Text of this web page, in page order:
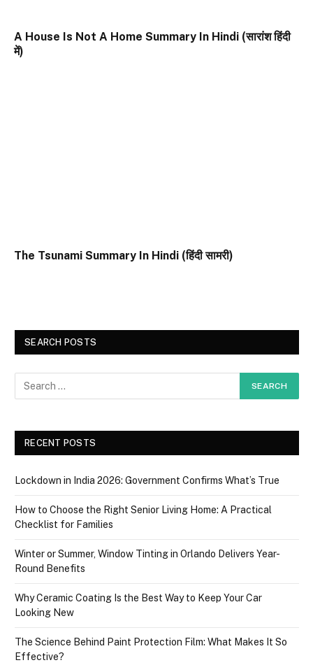
A House Is Not A Home Summary In Hindi (सारांश हिंदी
में)
The Tsunami Summary In Hindi (हिंदी सामरी)
SEARCH POSTS
RECENT POSTS
Lockdown in India 2026: Government Confirms What’s True
How to Choose the Right Senior Living Home: A Practical
Checklist for Families
Winter or Summer, Window Tinting in Orlando Delivers Year-
Round Benefits
Why Ceramic Coating Is the Best Way to Keep Your Car
Looking New
The Science Behind Paint Protection Film: What Makes It So
Effective?